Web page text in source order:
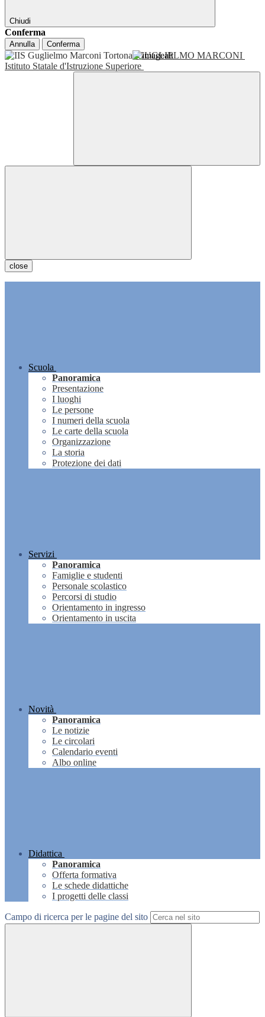
Chiudi
Conferma
Annulla Conferma
GUGLIELMO MARCONI
Istituto Statale d'Istruzione Superiore
close
Scuola
Panoramica
Presentazione
I luoghi
Le persone
I numeri della scuola
Le carte della scuola
Organizzazione
La storia
Protezione dei dati
Servizi
Panoramica
Famiglie e studenti
Personale scolastico
Percorsi di studio
Orientamento in ingresso
Orientamento in uscita
Novità
Panoramica
Le notizie
Le circolari
Calendario eventi
Albo online
Didattica
Panoramica
Offerta formativa
Le schede didattiche
I progetti delle classi
Campo di ricerca per le pagine del sito